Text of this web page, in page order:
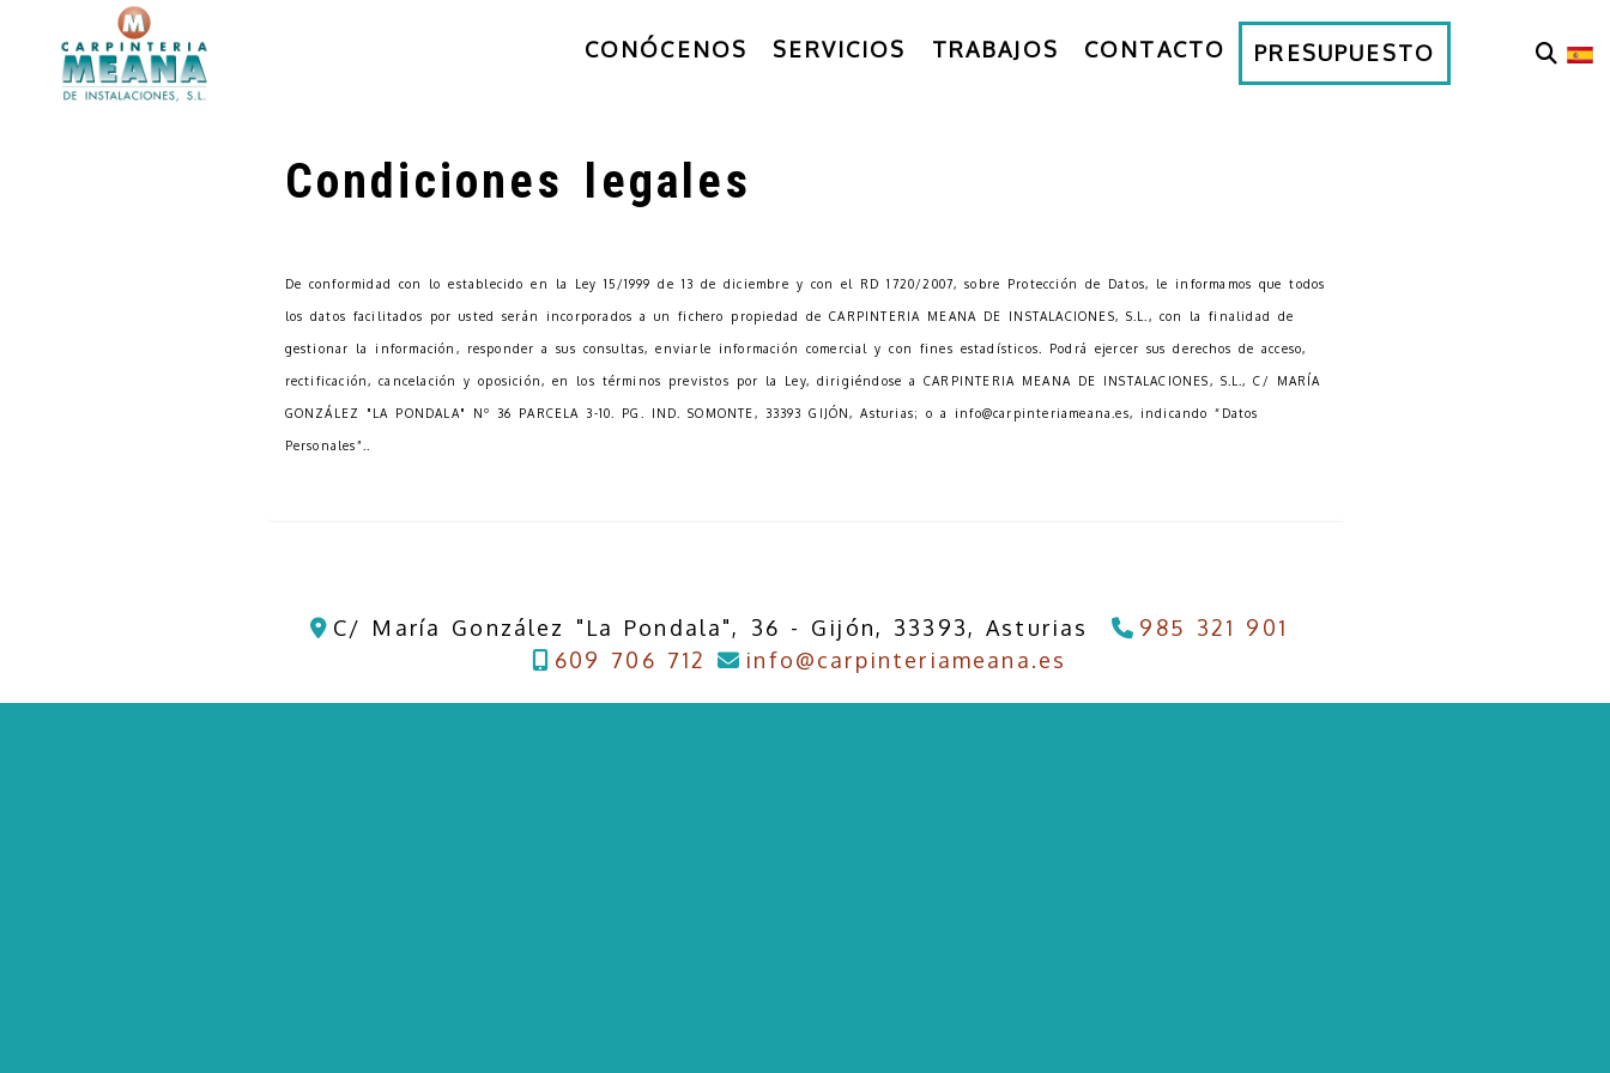
CONÓCENOS SERVICIOS TRABAJOS CONTACTO PRESUPUESTO
Condiciones legales
De conformidad con lo establecido en la Ley 15/1999 de 13 de diciembre y con el RD 1720/2007, sobre Protección de Datos, le informamos que todos
los datos facilitados por usted serán incorporados a un fichero propiedad deCARPINTERIA MEANA DE INSTALACIONES, S.L. , con la finalidad de
gestionar la información, responder a sus consultas, enviarle información comercial y con fines estadísticos. Podrá ejercer sus derechos de acceso,
rectificación, cancelación y oposición, en los términos previstos por la Ley, dirigiéndose a CARPINTERIA MEANA DE INSTALACIONES, S.L.,C/ MARÍA
GONZÁLEZ "LA PONDALA" Nº 36 PARCELA 3-10. PG. IND. SOMONTE, 33393 GIJÓN,Asturias; o a info@carpinteriameana.es, indicando “Datos
Personales”..
C/ María González "La Pondala", 36 - Gijón, 33393,Asturias
985 321 901
609 706 712
info carpinteriameana.es